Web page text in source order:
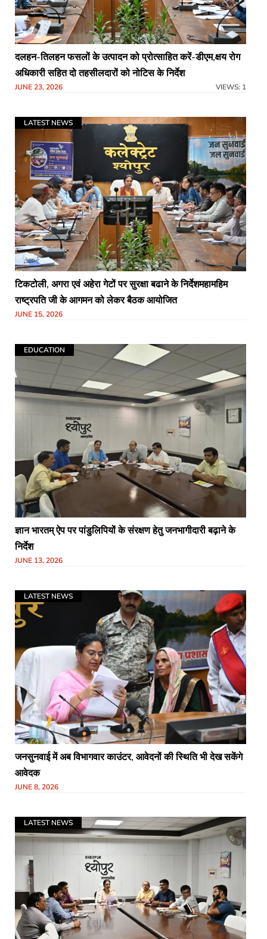
दलहन-तिलहन फसलों के उत्पादन को प्रोत्साहित करें-डीएम,क्षय रोग
अधिकारी सहित दो तहसीलदारों को नोटिस के निर्देश
JUNE 23, 2026 VIEWS: 1
LATEST NEWS
टिकटोली, अगरा एवं अहेरा गेटों पर सुरक्षा बढाने के निर्देशमहामहिम
राष्ट्रपति जी के आगमन को लेकर बैठक आयोजित
JUNE 15, 2026
EDUCATION
ज्ञान भारतम् ऐप पर पांडुलिपियों के संरक्षण हेतु जनभागीदारी बढ़ाने के
निर्देश
JUNE 13, 2026
LATEST NEWS
जनसुनवाई में अब विभागवार काउंटर, आवेदनों की स्थिति भी देख सकेंगे
आवेदक
JUNE 8, 2026
LATEST NEWS